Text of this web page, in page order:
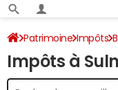
Patrimoine Impôts
Impôt sur le revenu
Impôts à